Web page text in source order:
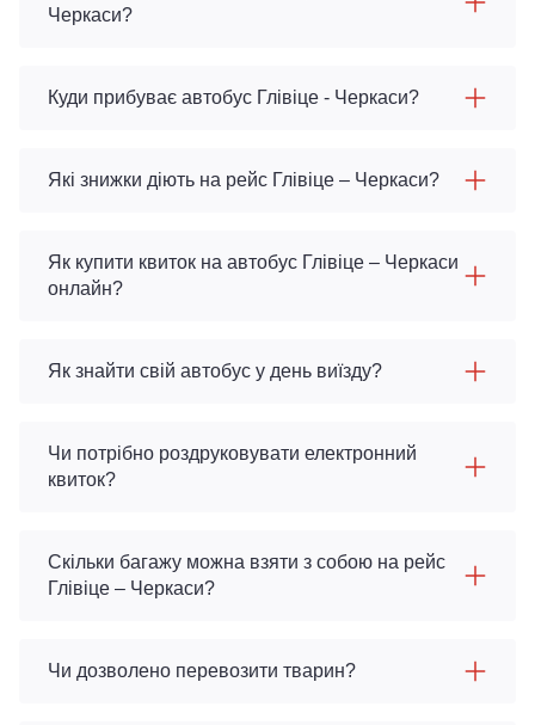
Черкаси?
Куди прибуває автобус Глівіце - Черкаси?
Які знижки діють на рейс Глівіце – Черкаси?
Як купити квиток на автобус Глівіце – Черкаси
онлайн?
Як знайти свій автобус у день виїзду?
Чи потрібно роздруковувати електронний
квиток?
Скільки багажу можна взяти з собою на рейс
Глівіце – Черкаси?
Чи дозволено перевозити тварин?